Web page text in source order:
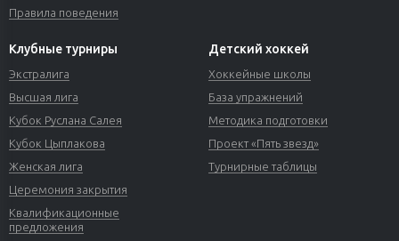
Правила поведения
Клубные турниры
Экстралига
Высшая лига
Кубок Руслана Салея
Кубок Цыплакова
Женская лига
Церемония закрытия
Квалификационные
предложения
Детский хоккей
Хоккейные школы
База упражнений
Методика подготовки
Проект «Пять звезд»
Турнирные таблицы